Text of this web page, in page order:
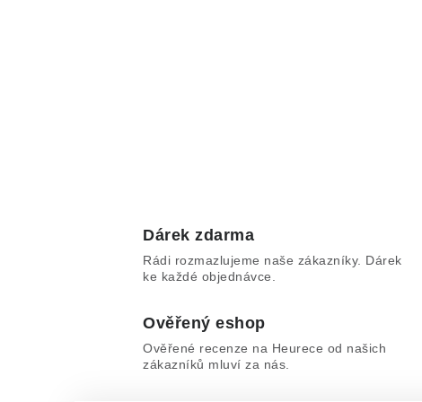
Dárek zdarma
Rádi rozmazlujeme naše zákazníky. Dárek
ke každé objednávce.
Ověřený eshop
Ověřené recenze na Heurece od našich
zákazníků mluví za nás.